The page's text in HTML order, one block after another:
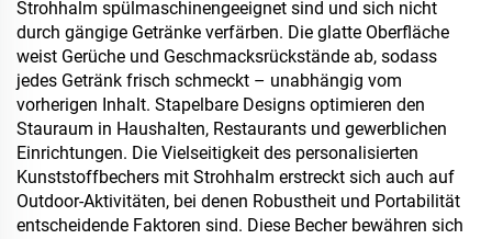
Strohhalm spülmaschinengeeignet sind und sich nicht
durch gängige Getränke verfärben. Die glatte Oberfläche
weist Gerüche und Geschmacksrückstände ab, sodass
jedes Getränk frisch schmeckt – unabhängig vom
vorherigen Inhalt. Stapelbare Designs optimieren den
Stauraum in Haushalten, Restaurants und gewerblichen
Einrichtungen. Die Vielseitigkeit des personalisierten
Kunststoffbechers mit Strohhalm erstreckt sich auch auf
Outdoor-Aktivitäten, bei denen Robustheit und Portabilität
entscheidende Faktoren sind. Diese Becher bewähren sich